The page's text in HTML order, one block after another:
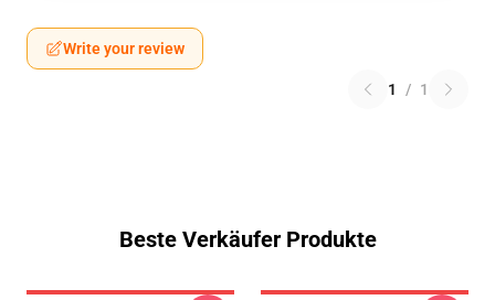
Write your review
1 / 1
Beste Verkäufer Produkte